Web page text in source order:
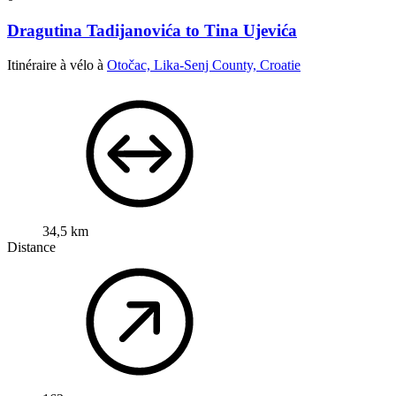
Dragutina Tadijanovića to Tina Ujevića
Itinéraire à vélo à Otočac, Lika-Senj County, Croatie
34,5 km
Distance